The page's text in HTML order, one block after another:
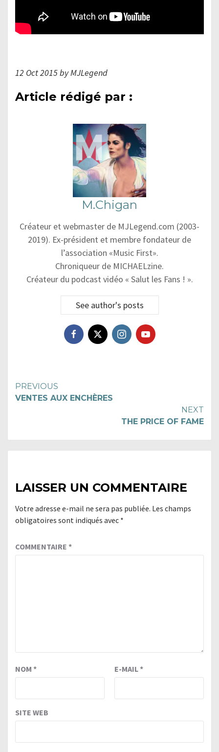
12 Oct 2015 by MJLegend
Article rédigé par :
M.Chigan
Créateur et webmaster de MJLegend.com (2003-
2019). Ex-président et membre fondateur de
l’association «Music First».
Chroniqueur de MICHAELzine.
Créateur du podcast vidéo « Salut les Fans ! ».
See author's posts
Continue
PREVIOUS
VENTES AUX ENCHÈRES
NEXT
THE PRICE OF FAME
LAISSER UN COMMENTAIRE
Votre adresse e-mail ne sera pas publiée. Les champs
obligatoires sont indiqués avec *
COMMENTAIRE *
NOM * E-MAIL*
SITE WEB